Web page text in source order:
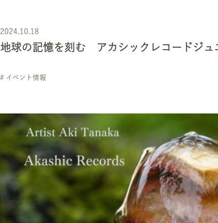
2024.10.18
地球の記憶を刻む アカシックレコードジュ
# イベント情報